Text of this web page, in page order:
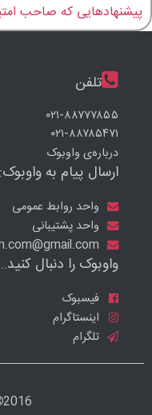
پیشنهادهایی که صاحب
تلفن
۰۲۱-۸۸۷۷۷۸۵۵
۰۲۱-۸۸۷۸۵۴۷۱
درباره‌ی واوبوک
ارسال پیام به واوبوک:
واحد روابط عمومی
واحد پشتیبانی
واوبوک را دنبال
فیسبوک
اینستاگرام
تلگرام
2016